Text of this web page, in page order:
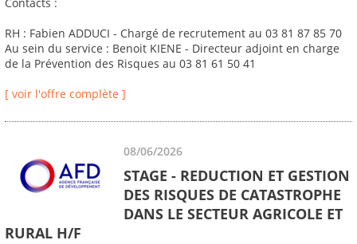
RH : Fabien ADDUCI - Chargé de recrutement au 03 81 87 85 70
Au sein du service : Benoit KIENE - Directeur adjoint en charge
de la Prévention des Risques au 03 81 61 50 41
[ voir l'offre complète ]
08/06/2026
STAGE - REDUCTION ET GESTION
DES RISQUES DE CATASTROPHE
DANS LE SECTEUR AGRICOLE ET
RURAL H/F